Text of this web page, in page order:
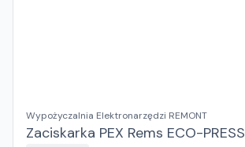
Wypożyczalnia Elektronarzędzi REMONT
Zaciskarka PEX Rems ECO-PRESS